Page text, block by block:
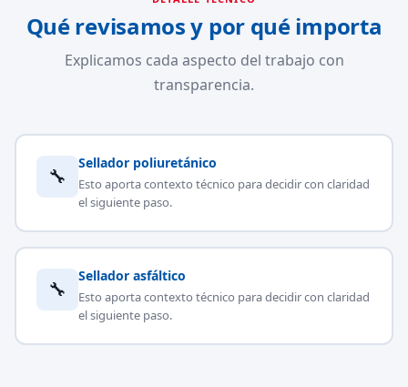
Qué revisamos y por qué importa
Explicamos cada aspecto del trabajo con
transparencia.
🔧
Sellador poliuretánico
Esto aporta contexto técnico para decidir con claridad
el siguiente paso.
🔧
Sellador asfáltico
Esto aporta contexto técnico para decidir con claridad
el siguiente paso.